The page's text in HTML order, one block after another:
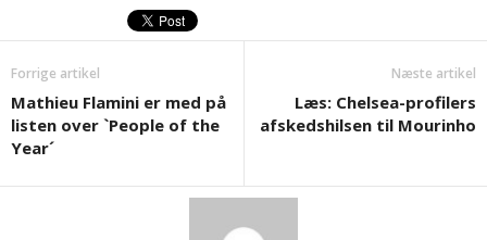
Forrige artikel
Mathieu Flamini er med på
listen over `People of the
Year´
Næste artikel
Læs: Chelsea-profilers
afskedshilsen til Mourinho